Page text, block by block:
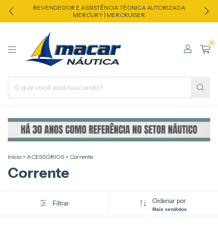
REVENDEDOR E ASSISTÊNCIA TÉCNICA AUTORIZADA
MERCURY | MERCRUISER
0
Início > ACESSÓRIOS > Corrente
Corrente
Filtrar Ordenar por:
Mais vendidos